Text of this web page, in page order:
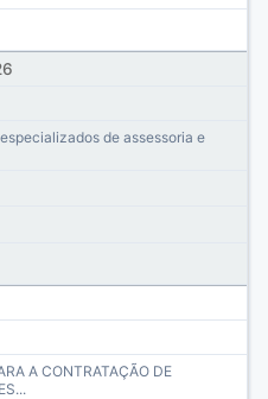
de assessoria e
A CONTRATAÇÃO DE